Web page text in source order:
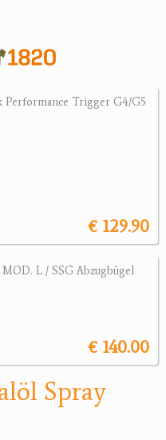
Performance Trigger G4/G5
€ 129.90
L / SSG Abzugbügel
€ 140.00
Spray